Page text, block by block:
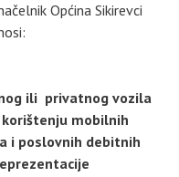
Općina Sikirevci
ili privatnog vozila
korištenju mobilnih
i poslovnih debitnih